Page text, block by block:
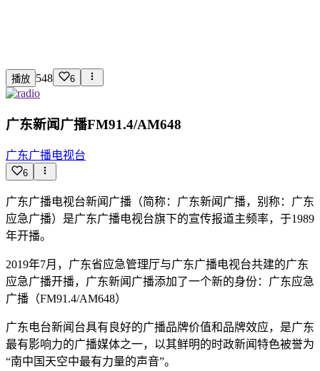
播放 548 6
广东新闻广播FM91.4/AM648
广东广播电视台
6
广东广播电视台新闻广播（简称：广东新闻广播，别称：广东
应急广播）是广东广播电视台旗下的宣传报道主频率，于1989
年开播。
2019年7月，广东省应急管理厅与广东广播电视台共建的广东
应急广播开播，广东新闻广播添加了一个新的身份：广东应急
广播（FM91.4/AM648）
广东电台新闻台具有良好的广播品牌价值和品牌效应，是广东
最有影响力的广播媒体之一，以其鲜明的时政新闻特色被誉为
“南中国天空中最有力量的声音”。